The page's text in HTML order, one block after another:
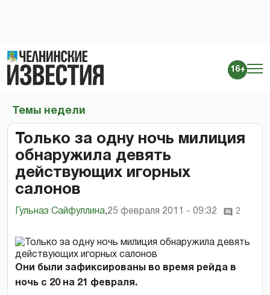
16+
Темы недели
Только за одну ночь милиция
обнаружила девять
действующих игорных
салонов
Гульназ Сайфуллина,25 февраля 2011 - 09:32 2
Они были зафиксированы во время рейда в
ночь с 20 на 21 февраля.